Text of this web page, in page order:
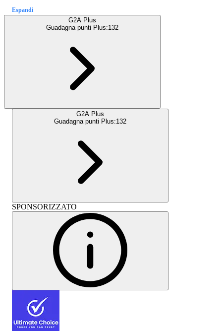
Espandi
G2A Plus
Guadagna punti Plus:132
G2A Plus
Guadagna punti Plus:132
SPONSORIZZATO